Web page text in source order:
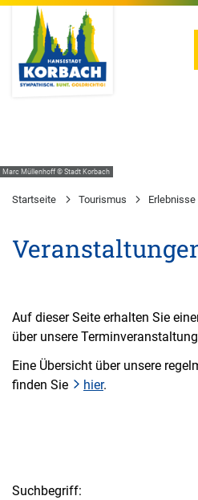
Marc Müllenhoff © Stadt Korbach
Startseite Tourismus Erlebnisse
Auf dieser Seite erhalten Sie
über unsere
Eine Übersicht über unsere
finden Sie
hier.
Suchbegriff: